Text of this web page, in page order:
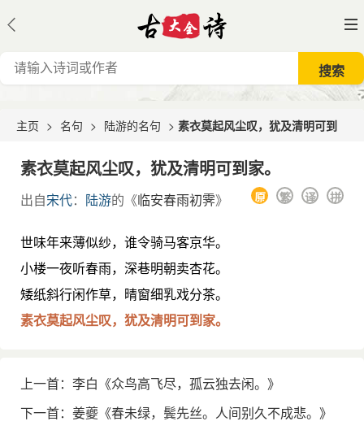
主页 > 名句 > 陆游的名句 > 素衣莫起风尘叹，犹及清明可到
家。
素衣莫起风尘叹，犹及清明可到家。
出自宋代： 陆游的《临安春雨初霁》 拼
译
繁
原
世味年来薄似纱，谁令骑马客京华。
小楼一夜听春雨，深巷明朝卖杏花。
矮纸斜行闲作草，晴窗细乳戏分茶。
素衣莫起风尘叹，犹及清明可到家。
上一首：李白《众鸟高飞尽，孤云独去闲。》
下一首：姜夔《春未绿，鬓先丝。人间别久不成悲。》